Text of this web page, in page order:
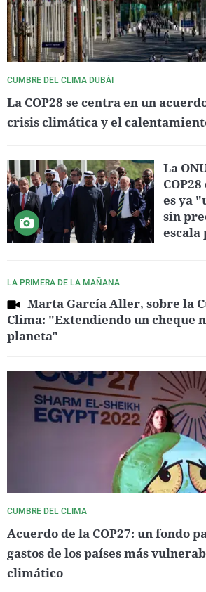
CUMBRE DEL CLIMA DUBÁI
La COP28 se centra en un
crisis climática y el
La
es ya
sin
LA PRIMERA DE LA MAÑANA
Marta García Aller, sobre la
Clima: "Extendiendo un cheque
planeta"
CUMBRE DEL CLIMA
Acuerdo de la COP27: un fondo
gastos de los países más
climático